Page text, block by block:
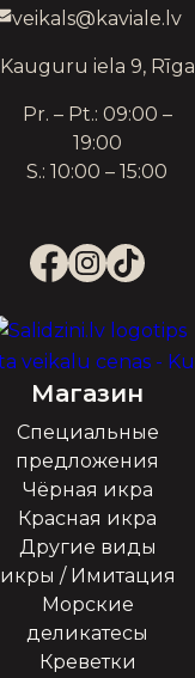
veikals@kaviale.lv
Kauguru iela 9, Rīga
Pr. – Pt.: 09:00 –
19:00
S.: 10:00 – 15:00
Магазин
Специальные
предложения
Чёрная икра
Красная икра
Другие виды
икры / Имитация
Морские
деликатесы
Креветки